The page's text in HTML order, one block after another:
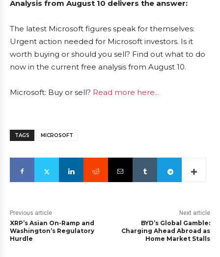
Analysis from August 10 delivers the answer:
The latest Microsoft figures speak for themselves:
Urgent action needed for Microsoft investors. Is it
worth buying or should you sell? Find out what to do
now in the current free analysis from August 10.
Microsoft: Buy or sell? Read more here...
TAGS MICROSOFT
Previous article
XRP’s Asian On-Ramp and
Washington’s Regulatory
Hurdle
Next article
BYD’s Global Gamble:
Charging Ahead Abroad as
Home Market Stalls